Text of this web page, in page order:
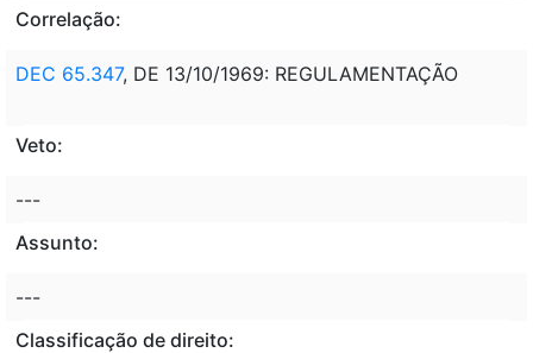
Correlação:
DEC 65.347, DE 13/10/1969: REGULAMENTAÇÃO
Veto:
---
Assunto:
---
Classificação de direito: